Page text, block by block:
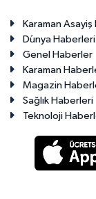
Karaman
Dünya Haberleri
Genel Haberler
Karaman
Magazin
Sağlık Haberleri
Teknoloji